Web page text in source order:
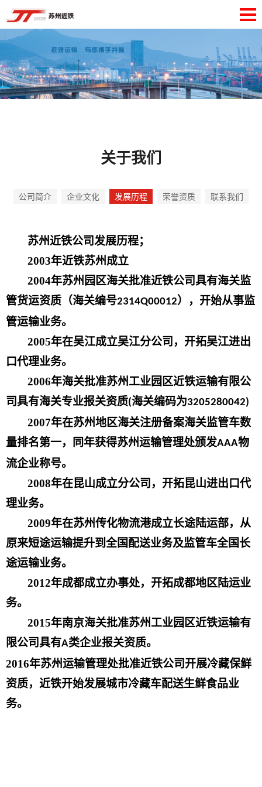
关于我们
公司简介 企业文化 发展历程 荣誉资质 联系我们
苏州近铁公司发展历程；
2003年近铁苏州成立
2004年苏州园区海关批准近铁公司具有海关监
管货运资质（海关编号2314Q00012），开始从事监
管运输业务。
2005年在吴江成立吴江分公司，开拓吴江进出
口代理业务。
2006年海关批准苏州工业园区近铁运输有限公
司具有海关专业报关资质(海关编码为3205280042)
2007年在苏州地区海关注册备案海关监管车数
量排名第一，同年获得苏州运输管理处颁发AAA物
流企业称号。
2008年在昆山成立分公司，开拓昆山进出口代
理业务。
2009年在苏州传化物流港成立长途陆运部，从
原来短途运输提升到全国配送业务及监管车全国长
途运输业务。
2012年成都成立办事处，开拓成都地区陆运业
务。
2015年南京海关批准苏州工业园区近铁运输有
限公司具有A类企业报关资质。
2016年苏州运输管理处批准近铁公司开展冷藏保鲜
资质，近铁开始发展城市冷藏车配送生鲜食品业
务。